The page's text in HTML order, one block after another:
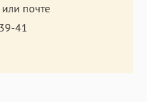
почте
41